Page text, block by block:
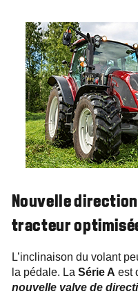
Nouvelle
tracteur
L’inclinaison du volant
la pédale. La Série A est
nouvelle valve de